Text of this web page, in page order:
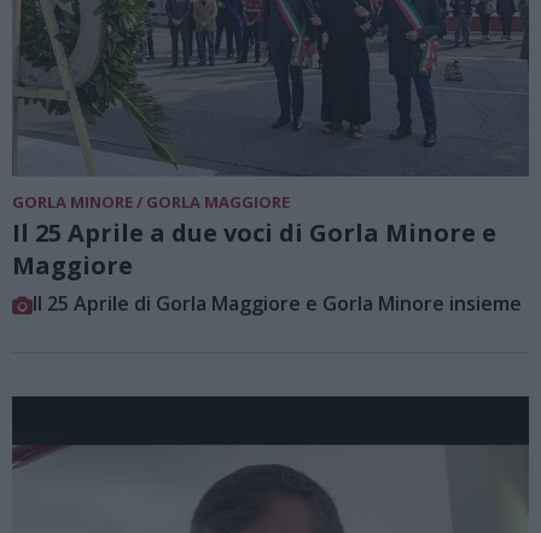
GORLA MINORE / GORLA MAGGIORE
Il 25 Aprile a due voci di Gorla Minore e
Maggiore
Il 25 Aprile di Gorla Maggiore e Gorla Minore insieme